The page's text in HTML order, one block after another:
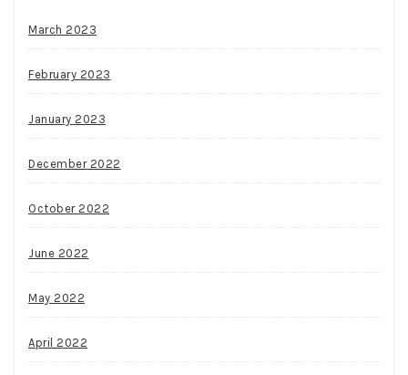
March 2023
February 2023
January 2023
December 2022
October 2022
June 2022
May 2022
April 2022